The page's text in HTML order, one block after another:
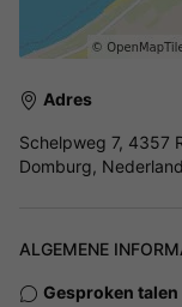
Adres
Schelpweg 7, 4357
Domburg, Nederland
ALGEMENE
Gesproken